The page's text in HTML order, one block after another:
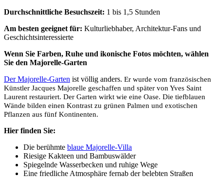
Durchschnittliche Besuchszeit: 1 bis 1,5 Stunden
Am besten geeignet für: Kulturliebhaber, Architektur-Fans und
Geschichtsinteressierte
Wenn Sie Farben, Ruhe und ikonische Fotos möchten, wählen
Sie den Majorelle-Garten
Der Majorelle-Garten ist völlig anders. Er wurde vom französischen
Künstler Jacques Majorelle geschaffen und später von Yves Saint
Laurent restauriert. Der Garten wirkt wie eine Oase. Die tiefblauen
Wände bilden einen Kontrast zu grünen Palmen und exotischen
Pflanzen aus fünf Kontinenten.
Hier finden Sie:
Die berühmte blaue Majorelle-Villa
Riesige Kakteen und Bambuswälder
Spiegelnde Wasserbecken und ruhige Wege
Eine friedliche Atmosphäre fernab der belebten Straßen